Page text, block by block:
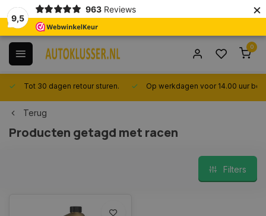
9,5
963 Reviews ×
0
Tot 30 dagen retour sturen. Op werkdagen voor 14.00 uur
Terug
Producten getagd met racen
Filters